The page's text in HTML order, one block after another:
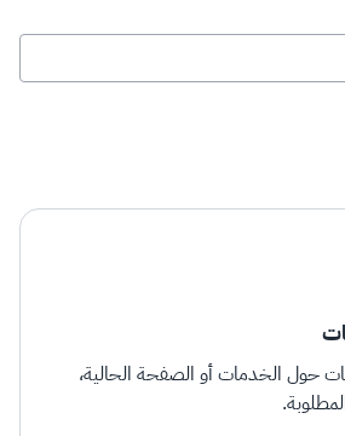
حول الخدمات أو الصفحة الحالية،